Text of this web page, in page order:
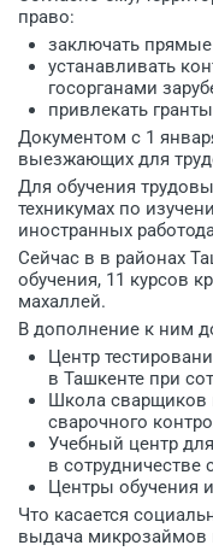
право:
заключать
устанавливать
госорганами
привлекать
Документом с 1
выезжающих для
Для обучения
техникумах по
иностранных
Сейчас в в районах
обучения, 11 курсов
махаллей.
В дополнение к ним
Центр
в Ташкенте при
Школа сварщиков
сварочного
Учебный центр
в
Центры обучения
Что касается
выдача микрозаймов